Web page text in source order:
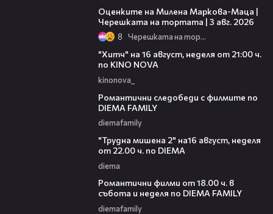
Оценките на Милена Маркова-Маца |
Черешката на тортата | 3 авг. 2026
8 Черешката на тортата
"Хитч" на 16 август, неделя от 21:00 ч.
по KINO NOVA
kinonova_
Романтични следобеди с филмите по
DIEMA FAMILY
diemafamily
"Трудна мишена 2" на16 август, неделя
от 22.00 ч. по DIEMA
diema
Романтични филми от 18.00 ч. в
събота и неделя по DIEMA FAMILY
diemafamily